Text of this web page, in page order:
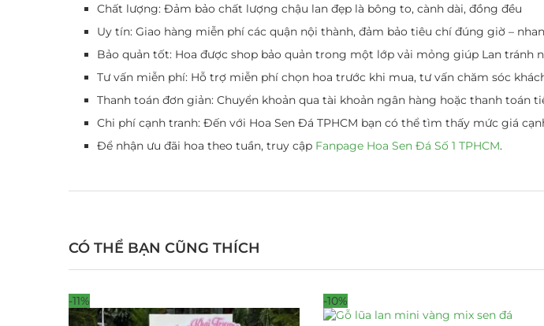
Chất lượng: Đảm bảo chất lượng chậu lan đẹp là bông to, cành dài, đồng đều
Uy tín: Giao hàng miễn phí các quận nội thành, đảm bảo tiêu chí đúng giờ –
Bảo quản tốt: Hoa được shop bảo quản trong một lớp vải mỏng giúp Lan tránh
Tư vấn miễn phí: Hỗ trợ miễn phí chọn hoa trước khi mua, tư vấn chăm sóc
Thanh toán đơn giản: Chuyển khoản qua tài khoản ngân hàng hoặc thanh toán
Chi phí cạnh tranh: Đến với Hoa Sen Đá TPHCM bạn có thể tìm thấy mức giá
Để nhận ưu đãi hoa theo tuần, truy cập Fanpage Hoa Sen Đá Số 1 TPHCM.
CÓ THỂ BẠN CŨNG THÍCH
-11% -10%